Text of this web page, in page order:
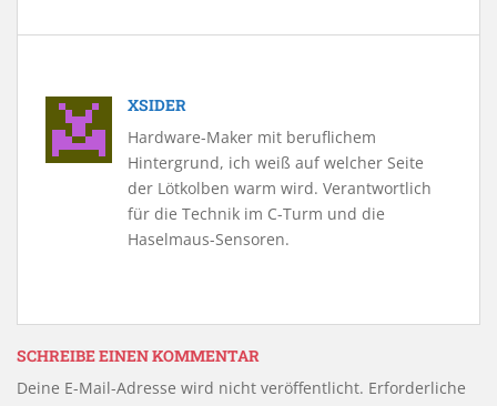
XSIDER
Hardware-Maker mit beruflichem
Hintergrund, ich weiß auf welcher Seite
der Lötkolben warm wird. Verantwortlich
für die Technik im C-Turm und die
Haselmaus-Sensoren.
SCHREIBE EINEN KOMMENTAR
Deine E-Mail-Adresse wird nicht veröffentlicht. Erforderliche